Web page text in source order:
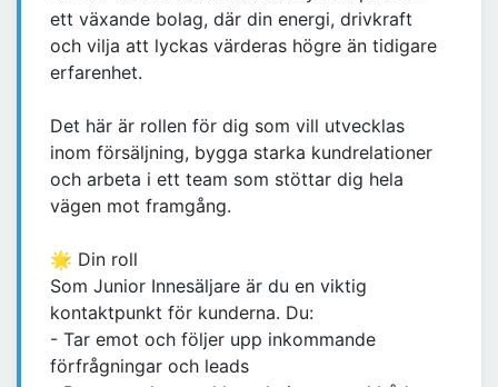
ett växande bolag, där din energi, drivkraft
och vilja att lyckas värderas högre än tidigare
erfarenhet.
Det här är rollen för dig som vill utvecklas
inom försäljning, bygga starka kundrelationer
och arbeta i ett team som stöttar dig hela
vägen mot framgång.
🌟 Din roll
Som Junior Innesäljare är du en viktig
kontaktpunkt för kunderna. Du:
- Tar emot och följer upp inkommande
förfrågningar och leads